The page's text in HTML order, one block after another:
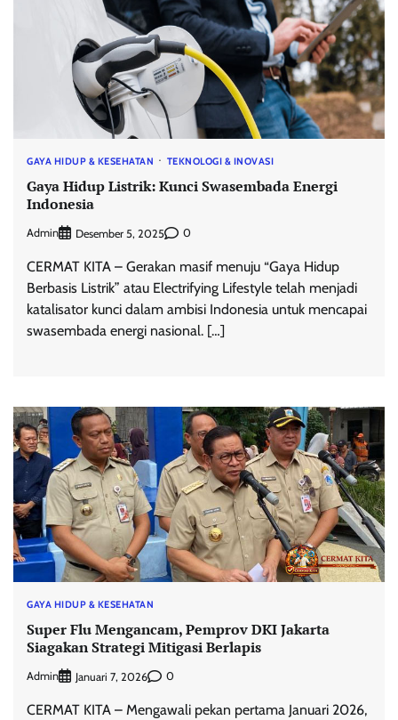
GAYA HIDUP & KESEHATAN TEKNOLOGI & INOVASI
Gaya Hidup Listrik: Kunci Swasembada Energi
Indonesia
Admin Desember 5, 2025 0
CERMAT KITA – Gerakan masif menuju “Gaya Hidup
Berbasis Listrik” atau Electrifying Lifestyle telah menjadi
katalisator kunci dalam ambisi Indonesia untuk mencapai
swasembada energi nasional. […]
GAYA HIDUP & KESEHATAN
Super Flu Mengancam, Pemprov DKI Jakarta
Siagakan Strategi Mitigasi Berlapis
Admin Januari 7, 2026 0
CERMAT KITA – Mengawali pekan pertama Januari 2026,